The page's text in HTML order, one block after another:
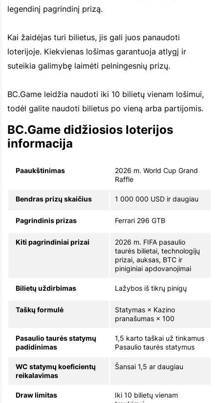
legendinį pagrindinį prizą.
Kai žaidėjas turi bilietus, jis gali juos panaudoti
loterijoje. Kiekvienas lošimas garantuoja atlygį ir
suteikia galimybę laimėti pelningesnių prizų.
BC.Game leidžia naudoti iki 10 bilietų vienam lošimui,
todėl galite naudoti bilietus po vieną arba partijomis.
BC.Game didžiosios loterijos
informacija
Paaukštinimas
2026 m. World Cup Grand
Raffle
Bendras prizų skaičius 1 000 000 USD ir daugiau
Pagrindinis prizas Ferrari 296 GTB
Kiti pagrindiniai prizai
2026 m. FIFA pasaulio
taurės bilietai, technologijų
prizai, auksas, BTC ir
piniginiai apdovanojimai
Bilietų uždirbimas Lažybos iš tikrų pinigų
Taškų formulė
Statymas × Kazino
pranašumas × 100
Pasaulio taurės statymų
padidinimas
1,5 karto taškai už tinkamus
Pasaulio taurės statymus
WC statymų koeficientų
reikalavimas
Šansai 1,5 ar daugiau
Draw limitas
Iki 10 bilietų vienam